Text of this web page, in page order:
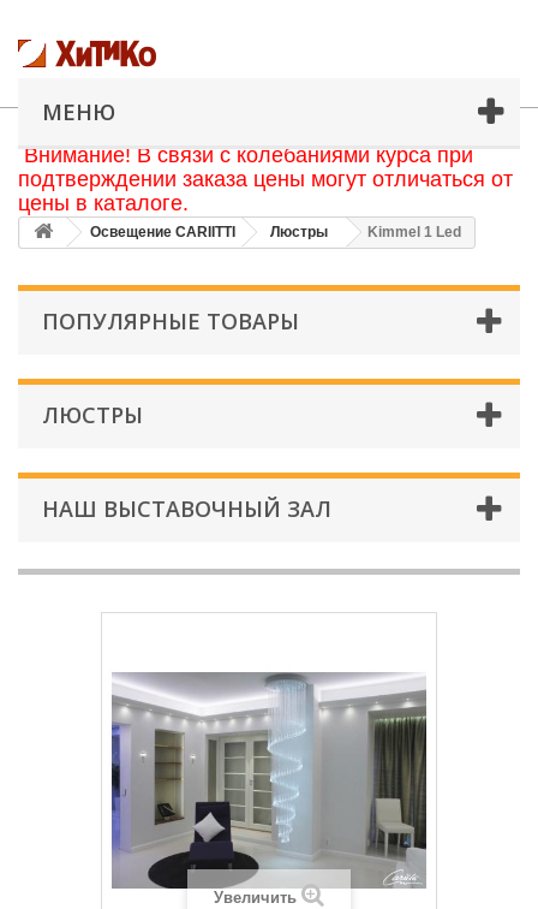
МЕНЮ
Внимание! В связи с колебаниями курса при
подтверждении заказа цены могут отличаться от
цены в каталоге.
Освещение CARIITTI Люстры Kimmel 1 Led
ПОПУЛЯРНЫЕ ТОВАРЫ
ЛЮСТРЫ
НАШ ВЫСТАВОЧНЫЙ ЗАЛ
Увеличить